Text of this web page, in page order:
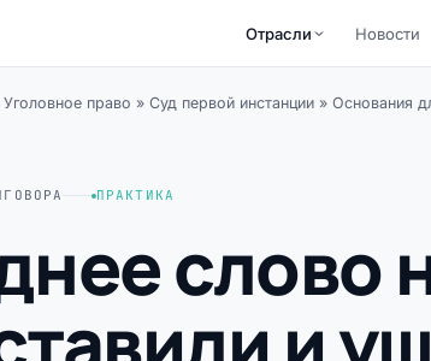
Отрасли Новости
Уголовное право » Суд первой инстанции » Основания
ПРАКТИКА
слово